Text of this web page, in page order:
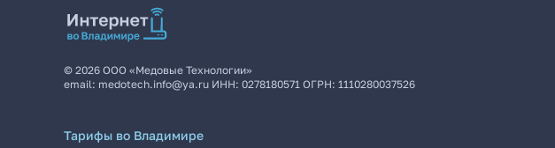
© 2026 ООО «Медовые Технологии»
email: medotech.info@ya.ru ИНН: 0278180571 ОГРН: 1110280037526
Тарифы во Владимире